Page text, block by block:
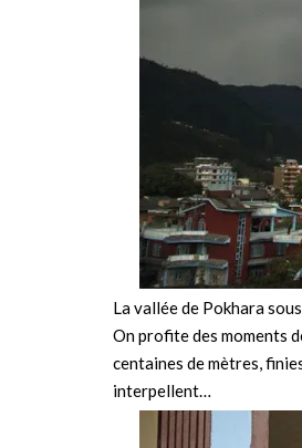
La vallée de Pokhara
On profite des moments
centaines de mètres,
interpellent…